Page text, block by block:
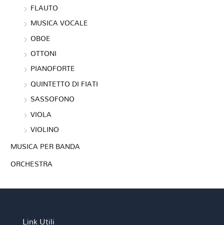
FLAUTO
MUSICA VOCALE
OBOE
OTTONI
PIANOFORTE
QUINTETTO DI FIATI
SASSOFONO
VIOLA
VIOLINO
MUSICA PER BANDA
ORCHESTRA
Link Utili